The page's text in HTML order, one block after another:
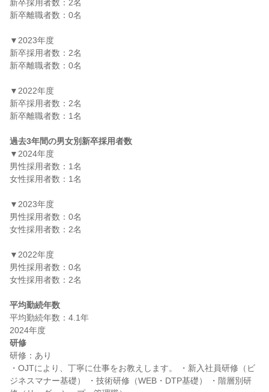
新卒採用者数：2名
新卒離職者数：0名
▼2023年度
新卒採用者数：2名
新卒離職者数：0名
▼2022年度
新卒採用者数：2名
新卒離職者数：1名
過去3年間の男女別新卒採用者数
▼2024年度
男性採用者数：1名
女性採用者数：1名
▼2023年度
男性採用者数：0名
女性採用者数：2名
▼2022年度
男性採用者数：0名
女性採用者数：2名
平均勤続年数
平均勤続年数：4.1年
研修
研修：あり
・OJTにより、丁寧に仕事をお教えします。 ・新入社員研修（ビ
ジネスマナー基礎） ・技術研修（WEB・DTP基礎） ・階層別研